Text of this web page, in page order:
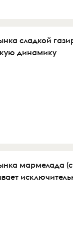
сладкой
динамику
мармелада